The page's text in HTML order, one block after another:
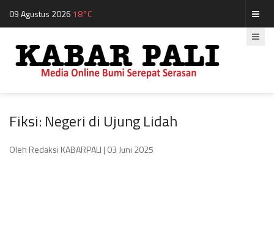
09 Agustus 2026 18°C
Fiksi: Negeri di Ujung Lidah
Oleh Redaksi KABARPALI | 03 Juni 2025